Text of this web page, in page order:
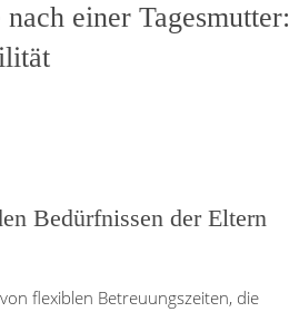
einer Tagesmutter:
Bedürfnissen der Eltern
flexiblen Betreuungszeiten, die